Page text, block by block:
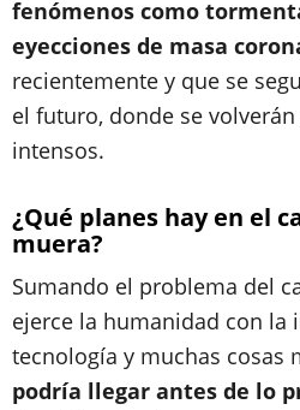
fenómenos como
eyecciones de masa
recientemente y que se
el futuro, donde se volverán
intensos.
¿Qué planes hay en el
muera?
Sumando el problema del
ejerce la humanidad con la
tecnología y muchas cosas
podría llegar antes de lo